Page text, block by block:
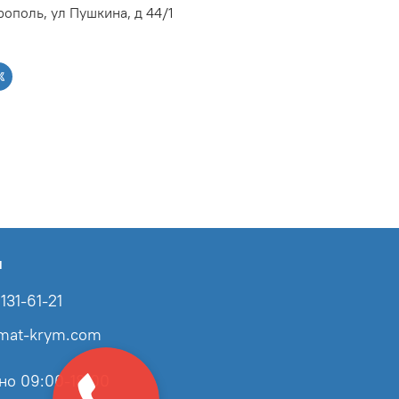
ул Пушкина, д 44/1
61-21
krym.com
09:00-18:00